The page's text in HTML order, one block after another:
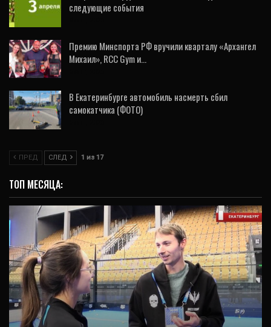
следующие события
Премию Минспорта РФ вручили кварталу «Архангел
Михаил», RCC Gym и…
В Екатеринбурге автомобиль насмерть сбил
самокатчика (ФОТО)
ПРЕД СЛЕД 1 из 17
ТОП МЕСЯЦА:
ИНТЕРВЬЮ
«Любители тренируются не меньше